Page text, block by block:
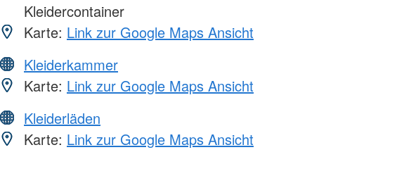
Kleidercontainer
Karte: Link zur Google Maps Ansicht
Kleiderkammer
Karte: Link zur Google Maps Ansicht
Kleiderläden
Karte: Link zur Google Maps Ansicht